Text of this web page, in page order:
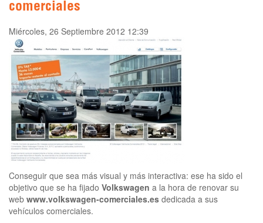
comerciales
Miércoles, 26 Septiembre 2012 12:39
Conseguir que sea más visual y más interactiva: ese ha sido el
objetivo que se ha fijado Volkswagen a la hora de renovar su
web www.volkswagen-comerciales.es dedicada a sus
vehículos comerciales.